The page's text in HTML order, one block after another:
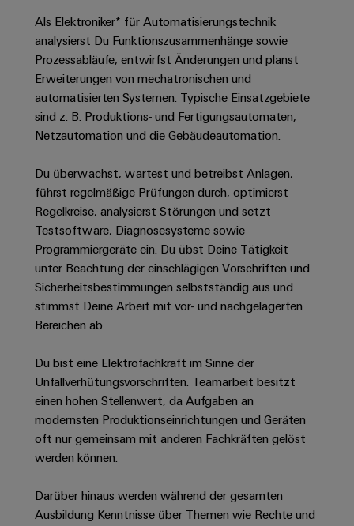
Lösungen
für
die
spezifischen
Anforderungen
der
Gebäudeinfrastruktur
Innovative
Verbindungslösungen
für
Geräte
Konventionelle
Energieerzeugung
Zukunftssicherheit
bewährte
Energieerzeugung
Maschinenbau
Lösungen
für
verschiedene
Segmente
der
Maschinen
und
Öl
Metering
Weidmüller
Configurator
Workplace
Solutions
Systeme
und
Lösungen
Dezentrale
Automatisierung
Energiemanagement-
IIoT
&
Automation
Software
Industrial
Analytics
Industrial
Koppelrelais
&
Halbleiterrelais
Trennverstärker
und
Messumformer
Stromversorgungen
Elektronikgehäuse
Blitz-
und
Überspannungsschutz
PV
Generatoranschlusskasten
Feldbusverteiler
Automatisierung
&
Software
Steuerungen
Services
Akkreditiertes
Labor
Support
Technischer
Support
Umweltbezogene
Produktkonformität
Engineering
Daten
Produktkataloge
Reparatur
und
Ersatzteile
Trainings
und
Webinare
Kataloganforderung
Management
Informationen
und
Zertifikate
Presse
Unternehmensmeldungen
Fachpressemeldungen
Pressekontakt
Unsere
Partner
IIoT
and
Automation
Partner
Netzwerk
and
Automation
Ausbildung
Duales
Studium
Schülerpraktika
Karrierewege
Offene
Ausbildungs-
und
Studienplätze
Veranstaltungen
Aktuelle
Termine
Workshops
für
Schulklassen
Als Elektroniker* für Automatisierungstechnik
analysierst Du Funktionszusammenhänge sowie
Prozessabläufe, entwirfst Änderungen und planst
Erweiterungen von mechatronischen und
automatisierten Systemen. Typische Einsatzgebiete
sind z. B. Produktions- und Fertigungsautomaten,
Netzautomation und die Gebäudeautomation.
Du überwachst, wartest und betreibst Anlagen,
führst regelmäßige Prüfungen durch, optimierst
Regelkreise, analysierst Störungen und setzt
Testsoftware, Diagnosesysteme sowie
Programmiergeräte ein. Du übst Deine Tätigkeit
unter Beachtung der einschlägigen Vorschriften und
Sicherheitsbestimmungen selbstständig aus und
stimmst Deine Arbeit mit vor- und nachgelagerten
Bereichen ab.
Du bist eine Elektrofachkraft im Sinne der
Unfallverhütungsvorschriften. Teamarbeit besitzt
einen hohen Stellenwert, da Aufgaben an
modernsten Produktionseinrichtungen und Geräten
oft nur gemeinsam mit anderen Fachkräften gelöst
werden können.
Darüber hinaus werden während der gesamten
Ausbildung Kenntnisse über Themen wie Rechte und